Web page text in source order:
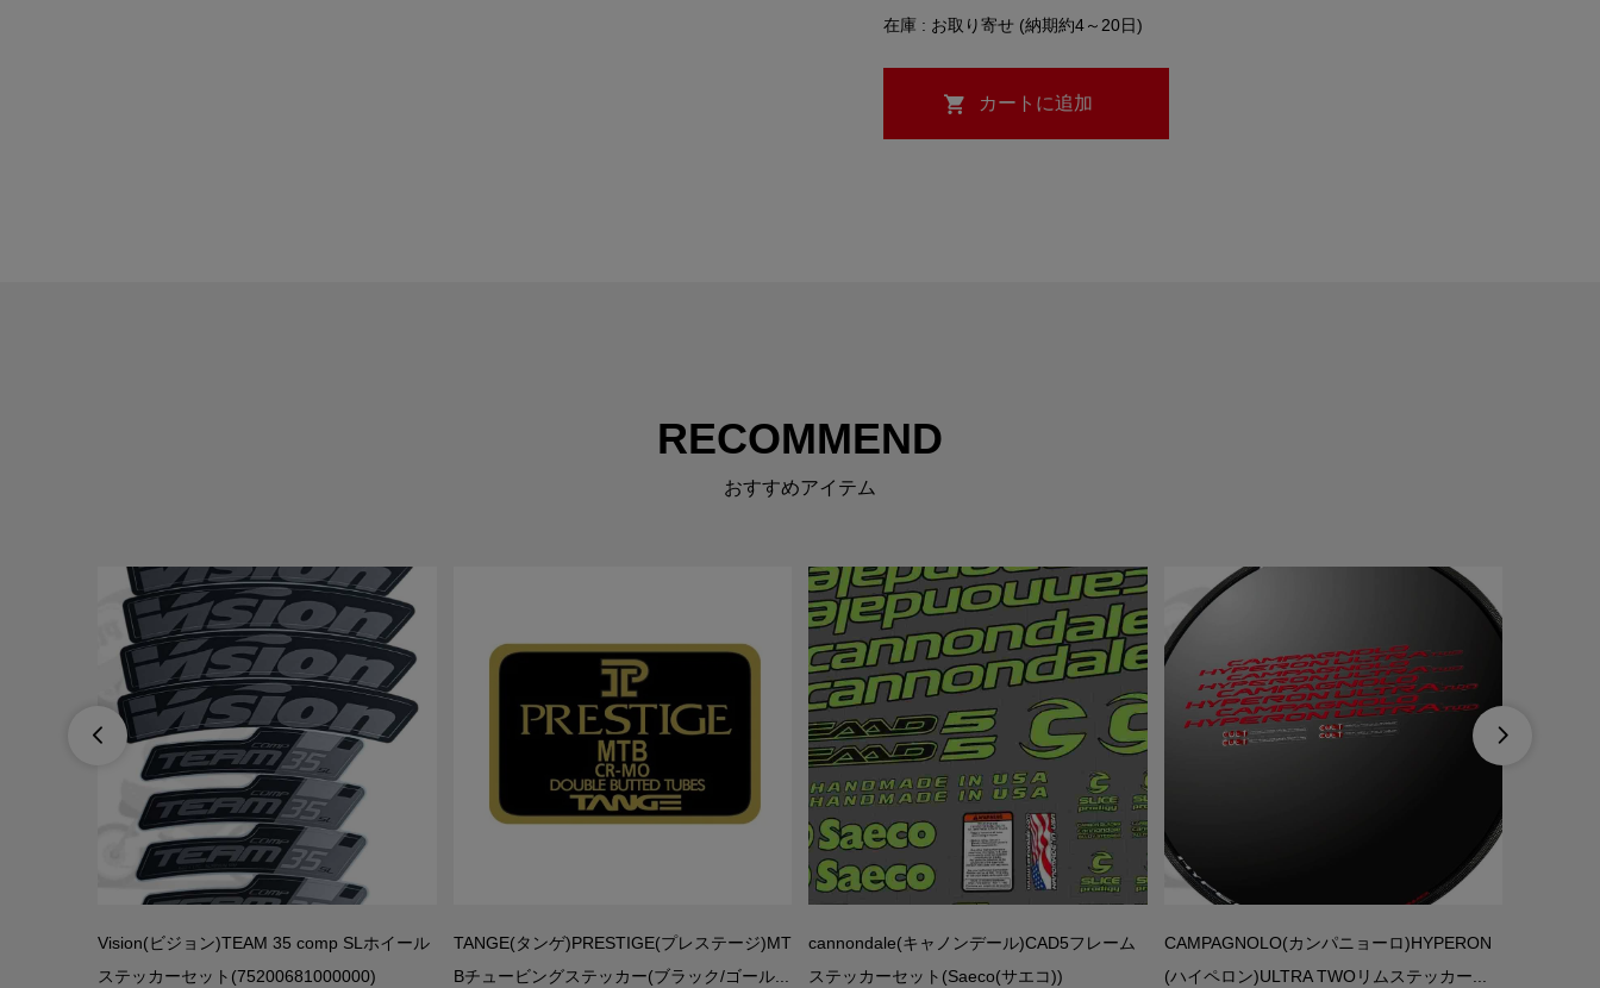
在庫 : お取り寄せ (納期約4～20日)
RECOMMEND
おすすめアイテム

Vision(ビジョン)TEAM 35 comp SLホイール
ステッカーセット(75200681000000)
TANGE(タンゲ)PRESTIGE(プレステージ)MT
Bチュービングステッカー(ブラック/ゴール...
cannondale(キャノンデール)CAD5フレーム
ステッカーセット(Saeco(サエコ))
CAMPAGNOLO(カンパニョーロ)HYPERON
(ハイペロン)ULTRA TWOリムステッカー...
